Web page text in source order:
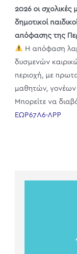
2026 οι
δημοτικοί
απόφασης της
Η απόφαση
δυσμενών
περιοχή, με
μαθητών, γονέων
Μπορείτε να
ΕΩΡ67Λ6-ΛΡΡ